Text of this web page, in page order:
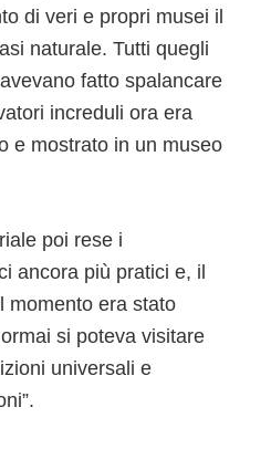
di veri e propri musei il
naturale. Tutti quegli
fatto spalancare
increduli ora era
e mostrato in un museo
poi rese i
ancora più pratici e, il
momento era stato
si poteva visitare
universali e